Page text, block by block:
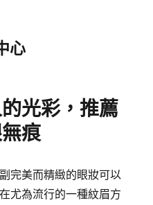
心
光彩，推薦
痕
完美而精緻的眼妝可以
尤為流行的一種紋眉方